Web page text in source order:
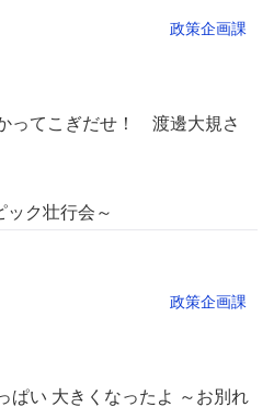
政策企画課
ってこぎだせ！ 渡邊大規さ
ック壮行会～
政策企画課
ぱい 大きくなったよ ～お別れ